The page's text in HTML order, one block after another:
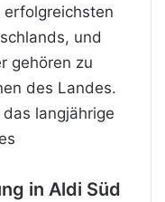
und
gehören zu
des Landes.
langjährige
in Aldi Süd